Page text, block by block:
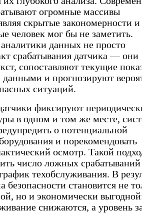
огромные массивы
скрытые закономерности и
человек мог бы не заметить.
данных не просто
срабатывания датчика — они
сопоставляют текущие
и прогнозируют
ситуаций.
фиксируют
в одном и том же месте,
о потенциальной
и порекомендовать
осмотр. Такой
число ложных
техобслуживания. В
безопасности становится не
но и экономически
снижаются, а уровень